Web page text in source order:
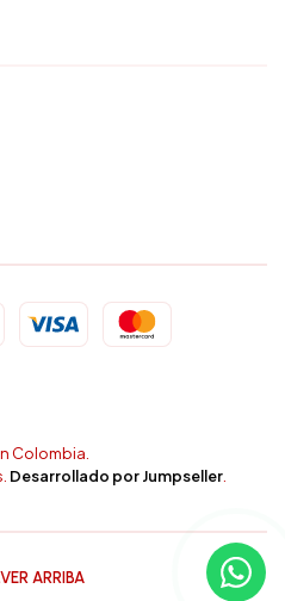
Colombia.
Desarrollado por Jumpseller
ARRIBA